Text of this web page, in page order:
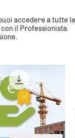
accedere a tutte le
il Professionista